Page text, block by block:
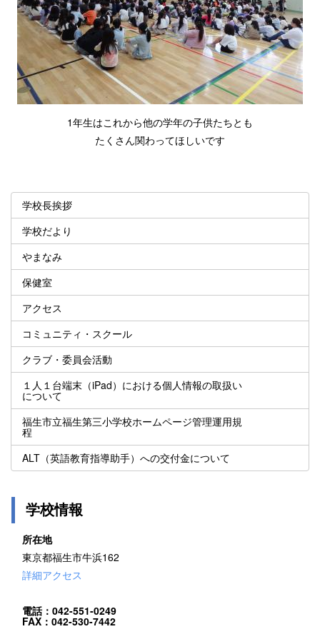
1年生はこれから他の学年の子供たちとも
たくさん関わってほしいです
学校長挨拶
学校だより
やまなみ
保健室
アクセス
コミュニティ・スクール
クラブ・委員会活動
１人１台端末（iPad）における個人情報の取扱い
について
福生市立福生第三小学校ホームページ管理運用規
程
ALT（英語教育指導助手）への交付金について
学校情報
所在地
東京都福生市牛浜162
詳細アクセス
電話：042-551-0249
FAX：042-530-7442